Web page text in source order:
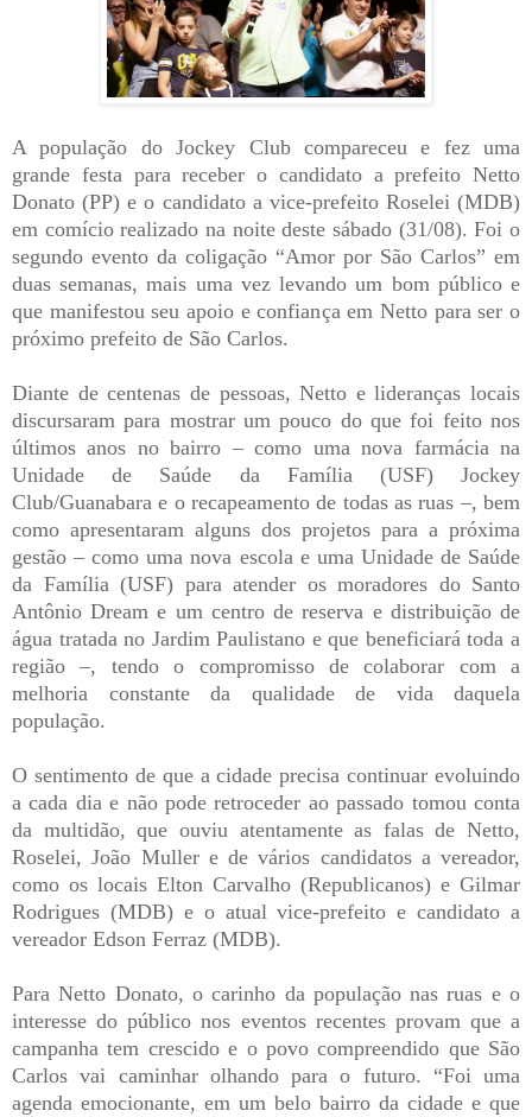
A população do Jockey Club compareceu e fez uma
grande festa para receber o candidato a prefeito Netto
Donato (PP) e o candidato a vice-prefeito Roselei (MDB)
em comício realizado na noite deste sábado (31/08). Foi o
segundo evento da coligação “Amor por São Carlos” em
duas semanas, mais uma vez levando um bom público e
que manifestou seu apoio e confiança em Netto para ser o
próximo prefeito de São Carlos.
Diante de centenas de pessoas, Netto e lideranças locais
discursaram para mostrar um pouco do que foi feito nos
últimos anos no bairro – como uma nova farmácia na
Unidade de Saúde da Família (USF) Jockey
Club/Guanabara e o recapeamento de todas as ruas –, bem
como apresentaram alguns dos projetos para a próxima
gestão – como uma nova escola e uma Unidade de Saúde
da Família (USF) para atender os moradores do Santo
Antônio Dream e um centro de reserva e distribuição de
água tratada no Jardim Paulistano e que beneficiará toda a
região –, tendo o compromisso de colaborar com a
melhoria constante da qualidade de vida daquela
população.
O sentimento de que a cidade precisa continuar evoluindo
a cada dia e não pode retroceder ao passado tomou conta
da multidão, que ouviu atentamente as falas de Netto,
Roselei, João Muller e de vários candidatos a vereador,
como os locais Elton Carvalho (Republicanos) e Gilmar
Rodrigues (MDB) e o atual vice-prefeito e candidato a
vereador Edson Ferraz (MDB).
Para Netto Donato, o carinho da população nas ruas e o
interesse do público nos eventos recentes provam que a
campanha tem crescido e o povo compreendido que São
Carlos vai caminhar olhando para o futuro. “Foi uma
agenda emocionante, em um belo bairro da cidade e que